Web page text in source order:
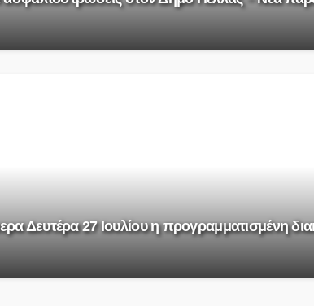
Δευτέρα 27 Ιουλίου η προγραμματισμένη